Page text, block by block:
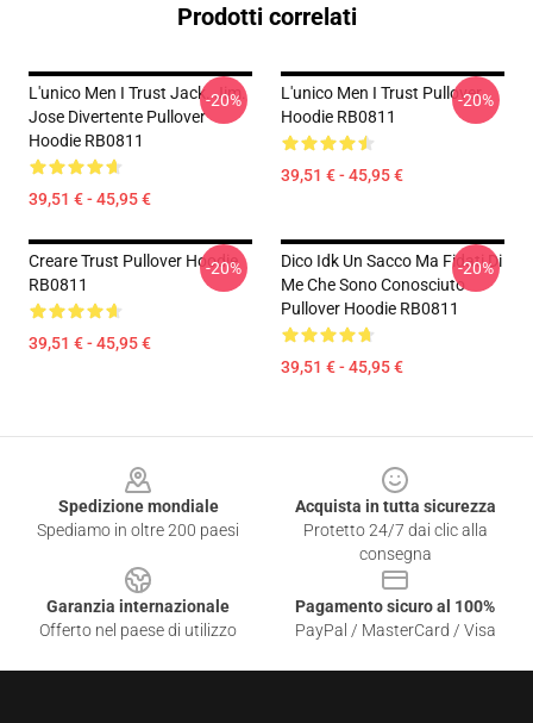
Prodotti correlati
L'unico Men I Trust Jack. Jim.
Jose Divertente Pullover
Hoodie RB0811
39,51 € - 45,95 €
-20%
L'unico Men I Trust Pullover
Hoodie RB0811
39,51 € - 45,95 €
-20%
Creare Trust Pullover Hoodie
RB0811
39,51 € - 45,95 €
-20%
Dico Idk Un Sacco Ma Fidati Di
Me Che Sono Conosciuto
Pullover Hoodie RB0811
39,51 € - 45,95 €
-20%
Spedizione mondiale
Spediamo in oltre 200 paesi
Acquista in tutta sicurezza
Protetto 24/7 dai clic alla
consegna
Garanzia internazionale
Offerto nel paese di utilizzo
Pagamento sicuro al 100%
PayPal / MasterCard / Visa